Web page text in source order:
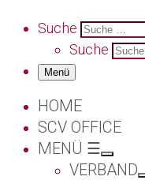
Search
Suche
Suche
Menü
HOME
SCV OFFICE
MENÜ ☰
VERBAND